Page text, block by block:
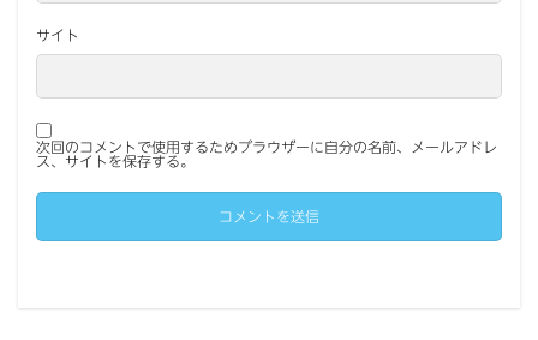
サイト
次回のコメントで使用するためブラウザーに自分の名前、メールアドレ
ス、サイトを保存する。